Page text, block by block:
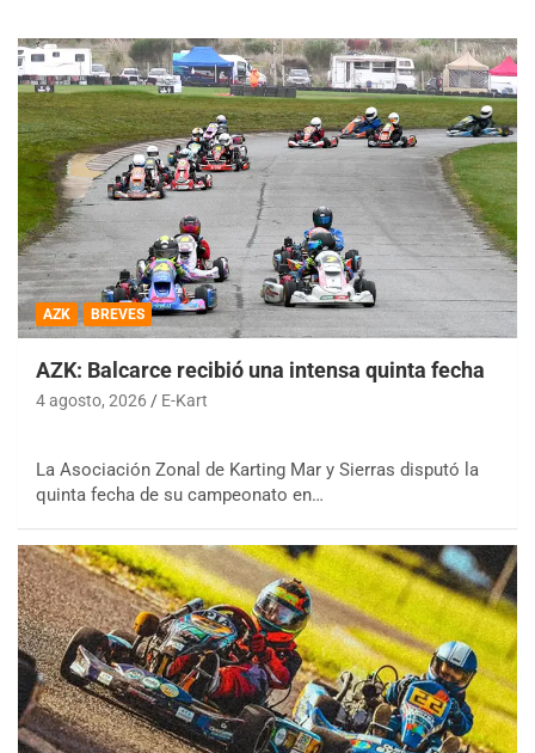
AZK BREVES
AZK: Balcarce recibió una intensa quinta fecha
4 agosto, 2026 E-Kart
La Asociación Zonal de Karting Mar y Sierras disputó la
quinta fecha de su campeonato en…